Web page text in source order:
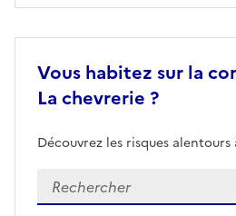
Vous habitez sur la
La chevrerie ?
Découvrez les risques alentours
Veuillez renseigner votre